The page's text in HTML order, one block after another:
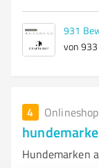
931
von
4
Hundemarken